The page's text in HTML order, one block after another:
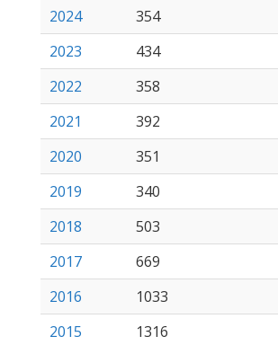
2024
354
2023
434
2022
358
2021
392
2020
351
2019
340
2018
503
2017
669
2016
1033
2015
1316